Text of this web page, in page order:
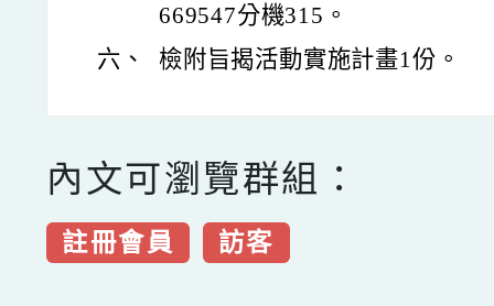
669547分機315。
六、
檢附旨揭活動實施計畫1份。
內文可瀏覽群組：
註冊會員 訪客